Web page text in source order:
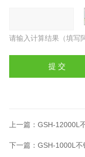
请输入计算结果（填写
上一篇： GSH-12000L
下一篇： GSH-1000L不